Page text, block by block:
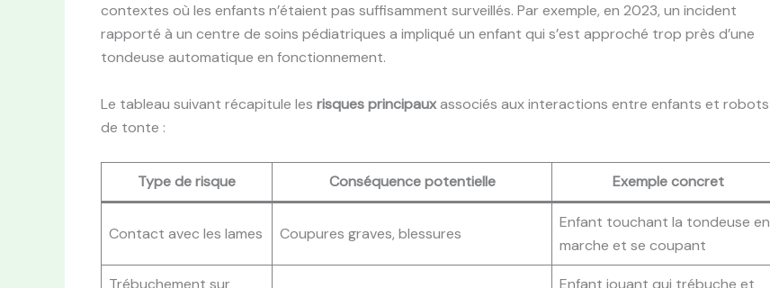
contextes où les enfants n’étaient pas suffisamment surveillés. Par exemple, en 2023, un incident
rapporté à un centre de soins pédiatriques a impliqué un enfant qui s’est approché trop près d’une
tondeuse automatique en fonctionnement.
Le tableau suivant récapitule les risques principauxassociés aux interactions entre enfants et robots
de tonte :
Type de risque Conséquence potentielle Exemple concret
Contact avec les lames Coupures graves, blessures
Enfant touchant la tondeuse en
marche et se coupant